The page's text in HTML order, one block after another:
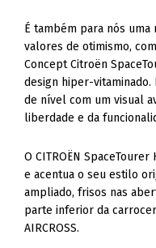
É também para nós
valores de otimismo,
Concept Citroën
design hiper-
de nível com um visual
liberdade e da
O CITROËN
e acentua o seu estilo
ampliado, frisos nas
parte inferior da
AIRCROSS.